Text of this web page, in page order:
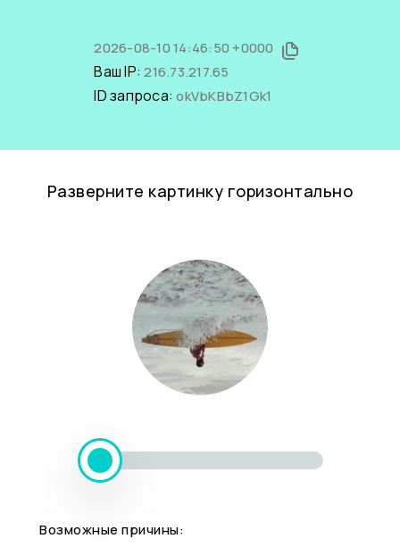
2026-08-10 14:46:50 +0000
Ваш IP:216.73.217.65
ID запроса:okVbKBbZ1Gk1
Разверните картинку горизонтально
Возможные причины: